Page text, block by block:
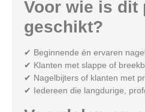
Voor wie is dit
geschikt?
✔ Beginnende én ervaren
✔ Klanten met slappe of
✔ Nagelbijters of klanten met
✔ Iedereen die langdurige,